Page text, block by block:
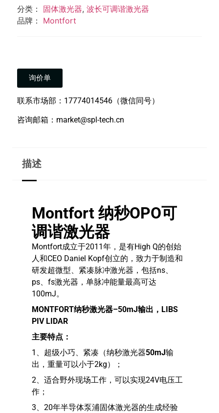
分类： 固体激光器, 波长可调谐激光器
品牌： Montfort
询价单
联系市场部：17774014546（微信同号）
咨询邮箱：market@spl-tech.cn
描述
Montfort 纳秒OPO可
调谐激光器
Montfort成立于2011年，是有High Q的创始
人和CEO Daniel Kopf创立的，致力于制造和
研发超微型、紧凑脉冲激光器，包括ns、
ps、fs激光器，单脉冲能量最高可达
100mJ。
MONTFORT纳秒激光器–50mJ输出，LIBS
PIV LIDAR
主要特点：
1、超级小巧、紧凑（纳秒激光器50mJ输
出，重量可以小于2kg）；
2、适合野外现场工作，可以实现24V电压工
作；
3、20年半导体泵浦固体激光器的生成经验